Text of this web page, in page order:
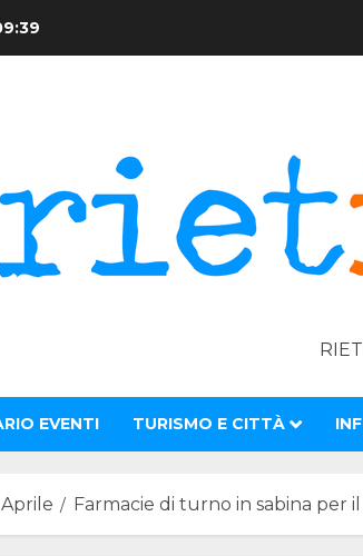
EVENTI TURISMO E CITTÀ
Aprile Farmacie di turno in sabina per